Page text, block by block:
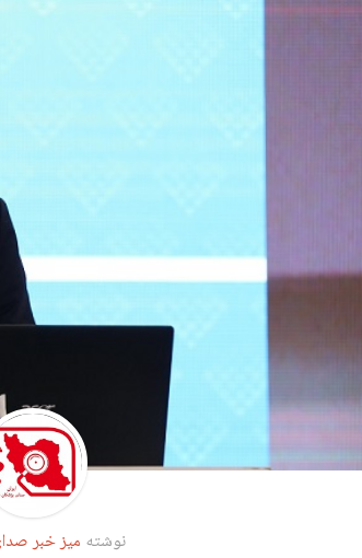
نوشته میز خبر